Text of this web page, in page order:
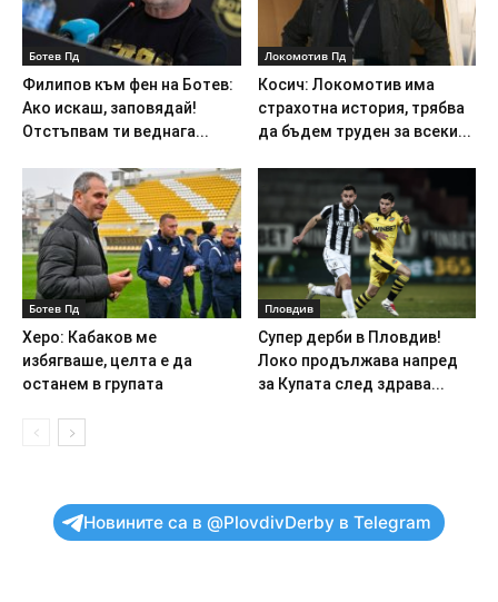
Ботев Пд
Филипов към фен на Ботев:
Ако искаш, заповядай!
Отстъпвам ти веднага...
Локомотив Пд
Косич: Локомотив има
страхотна история, трябва
да бъдем труден за всеки...
Ботев Пд
Херо: Кабаков ме
избягваше, целта е да
останем в групата
Пловдив
Супер дерби в Пловдив!
Локо продължава напред
за Купата след здрава...
Новините са в @PlovdivDerby в Telegram